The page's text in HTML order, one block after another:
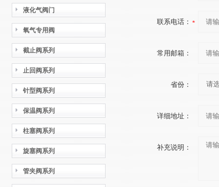
液化气阀门
氧气专用阀
截止阀系列
止回阀系列
针型阀系列
保温阀系列
柱塞阀系列
旋塞阀系列
管夹阀系列
联系电话：
常用邮箱：
省份：
详细地址：
补充说明：